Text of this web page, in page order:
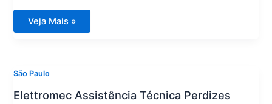
Elettromec
Assistência
Veja Mais »
São Paulo
Elettromec Assistência Técnica Perdizes